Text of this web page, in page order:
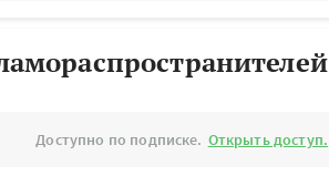
Доступно по подписке. Открыть доступ.